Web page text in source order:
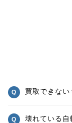
買取できない
壊れている自